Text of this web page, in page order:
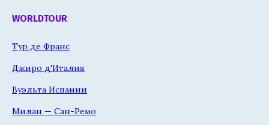
WORLDTOUR
Тур де Франс
Джиро д'Италия
Вуэльта Испании
Милан — Сан-Ремо